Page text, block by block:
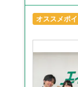
オススメポ